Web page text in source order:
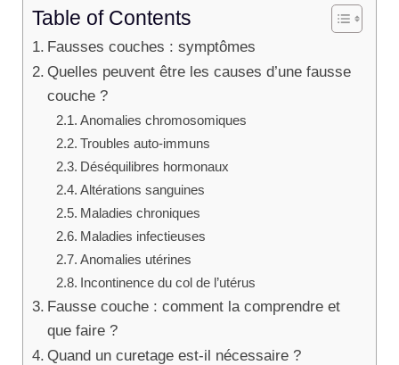
Table of Contents
Fausses couches : symptômes
Quelles peuvent être les causes d’une fausse
couche ?
Anomalies chromosomiques
Troubles auto-immuns
Déséquilibres hormonaux
Altérations sanguines
Maladies chroniques
Maladies infectieuses
Anomalies utérines
Incontinence du col de l’utérus
Fausse couche : comment la comprendre et
que faire ?
Quand un curetage est-il nécessaire ?